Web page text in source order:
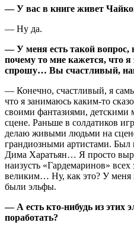
— У вас в книге живет
— Ну да.
— У меня есть такой вопрос,
почему то мне кажется, что я
спрошу… Вы счастливый,
— Конечно, счастливый, я
что я занимаюсь каким-то
своими фантазиями, детскими
сцене. Раньше в солдатиков
делаю живыми людьми на
грандиозными артистами. Был
Дима Харатьян… Я просто
наизусть «Гардемаринов»
великим… Ну, как это? У меня
были эльфы.
— А есть кто-нибудь из этих
поработать?